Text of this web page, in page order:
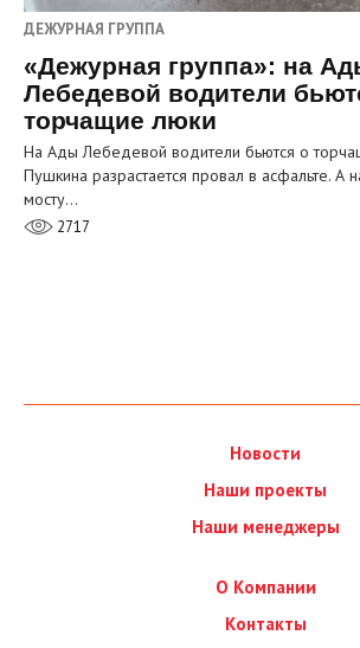
ДЕЖУРНАЯ ГРУППА
«Дежурная группа»: на
Лебедевой водители
торчащие люки
На Ады Лебедевой водители бьются о
Пушкина разрастается провал в асфальте. А
мосту…
2717
Новости
Наши проекты
Наши менеджеры
О Компании
Контакты